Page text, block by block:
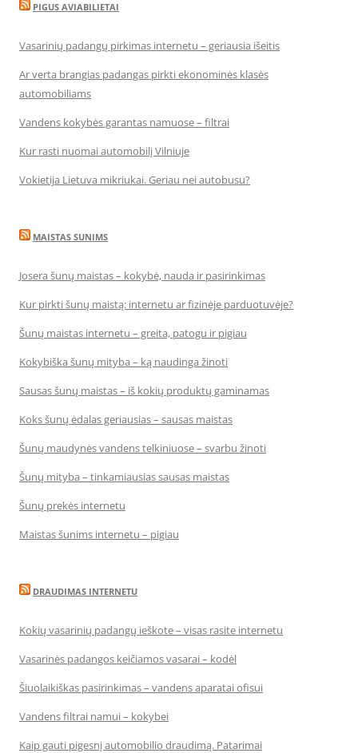
PIGUS AVIABILIETAI
Vasarinių padangų pirkimas internetu – geriausia išeitis
Ar verta brangias padangas pirkti ekonominės klasės
automobiliams
Vandens kokybės garantas namuose – filtrai
Kur rasti nuomai automobilį Vilniuje
Vokietija Lietuva mikriukai. Geriau nei autobusu?
MAISTAS SUNIMS
Josera šunų maistas – kokybė, nauda ir pasirinkimas
Kur pirkti šunų maistą: internetu ar fizinėje parduotuvėje?
Šunų maistas internetu – greita, patogu ir pigiau
Kokybiška šunų mityba – ką naudinga žinoti
Sausas šunų maistas – iš kokių produktų gaminamas
Koks šunų ėdalas geriausias – sausas maistas
Šunų maudynės vandens telkiniuose – svarbu žinoti
Šunų mityba – tinkamiausias sausas maistas
Šunų prekės internetu
Maistas šunims internetu – pigiau
DRAUDIMAS INTERNETU
Kokių vasarinių padangų ieškote – visas rasite internetu
Vasarinės padangos keičiamos vasarai – kodėl
Šiuolaikiškas pasirinkimas – vandens aparatai ofisui
Vandens filtrai namui – kokybei
Kaip gauti pigesnį automobilio draudimą. Patarimai